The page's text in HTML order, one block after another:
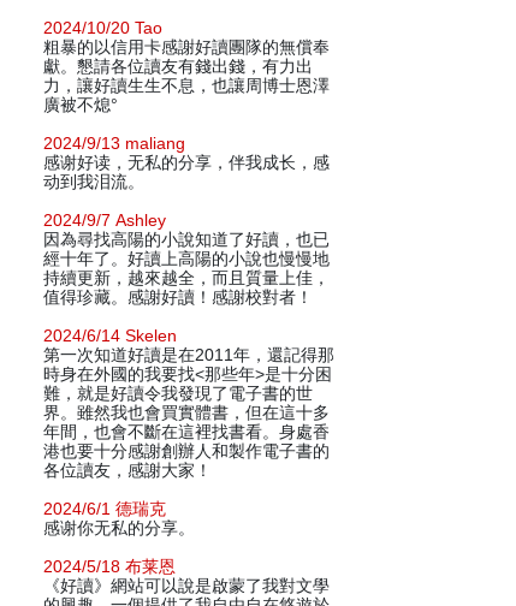
2024/10/20 Tao
粗暴的以信用卡感謝好讀團隊的無償奉
獻。懇請各位讀友有錢出錢，有力出
力，讓好讀生生不息，也讓周博士恩澤
廣被不熄°
2024/9/13 maliang
感谢好读，无私的分享，伴我成长，感
动到我泪流。
2024/9/7 Ashley
因為尋找高陽的小說知道了好讀，也已
經十年了。好讀上高陽的小說也慢慢地
持續更新，越來越全，而且質量上佳，
值得珍藏。感謝好讀！感謝校對者！
2024/6/14 Skelen
第一次知道好讀是在2011年，還記得那
時身在外國的我要找<那些年>是十分困
難，就是好讀令我發現了電子書的世
界。雖然我也會買實體書，但在這十多
年間，也會不斷在這裡找書看。身處香
港也要十分感謝創辦人和製作電子書的
各位讀友，感謝大家！
2024/6/1 德瑞克
感谢你无私的分享。
2024/5/18 布莱恩
《好讀》網站可以說是啟蒙了我對文學